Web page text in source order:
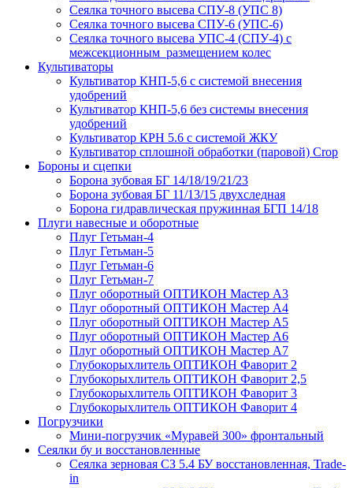
Сеялка точного высева СПУ-8 (УПС 8)
Сеялка точного высева СПУ-6 (УПС-6)
Сеялка точного высева УПС-4 (СПУ-4) с
межсекционным размещением колес
Культиваторы
Культиватор КНП-5,6 с системой внесения
удобрений
Культиватор КНП-5,6 без системы внесения
удобрений
Культиватор КРН 5.6 с системой ЖКУ
Культиватор сплошной обработки (паровой) Crop
Бороны и сцепки
Борона зубовая БГ 14/18/19/21/23
Борона зубовая БГ 11/13/15 двухследная
Борона гидравлическая пружинная БГП 14/18
Плуги навесные и оборотные
Плуг Гетьман-4
Плуг Гетьман-5
Плуг Гетьман-6
Плуг Гетьман-7
Плуг оборотный ОПТИКОН Мастер А3
Плуг оборотный ОПТИКОН Мастер А4
Плуг оборотный ОПТИКОН Мастер А5
Плуг оборотный ОПТИКОН Мастер А6
Плуг оборотный ОПТИКОН Мастер А7
Глубокорыхлитель ОПТИКОН Фаворит 2
Глубокорыхлитель ОПТИКОН Фаворит 2,5
Глубокорыхлитель ОПТИКОН Фаворит 3
Глубокорыхлитель ОПТИКОН Фаворит 4
Погрузчики
Мини-погрузчик «Муравей 300» фронтальный
Сеялки бу и восстановленные
Сеялка зерновая СЗ 5.4 БУ восстановленная, Trade-
in